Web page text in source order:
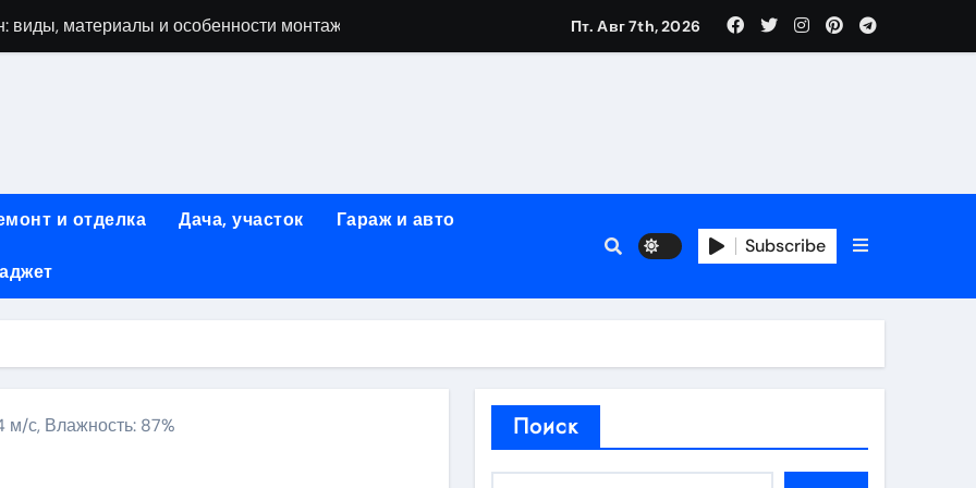
материалы и особенности монтажа
ногтевого сервиса: основные принципы и форматы участия
конструкции и этапы возведения
на рейсы в Киргизию
рекламных технологий для программной и мобильной рекламы
ассортимента и критериев выбора
квартир со вторым светом и террасой в готовых домах
Пт. Авг 7th, 2026
и отделка Дача, участок Гараж и авто
Subscribe
м/с, Влажность: 87% Поиск